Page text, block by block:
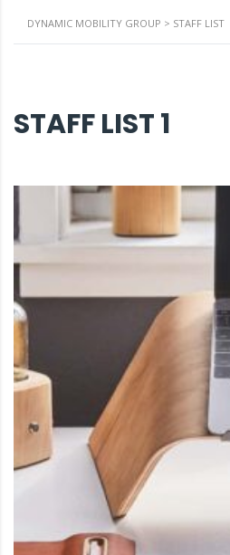
DYNAMIC MOBILITY GROUP > STAFF LIST
STAFF LIST 1